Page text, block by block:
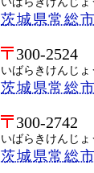
茨城県常総
300-2524
いばらきけんじ
茨城県常総
300-2742
いばらきけんじ
茨城県常総